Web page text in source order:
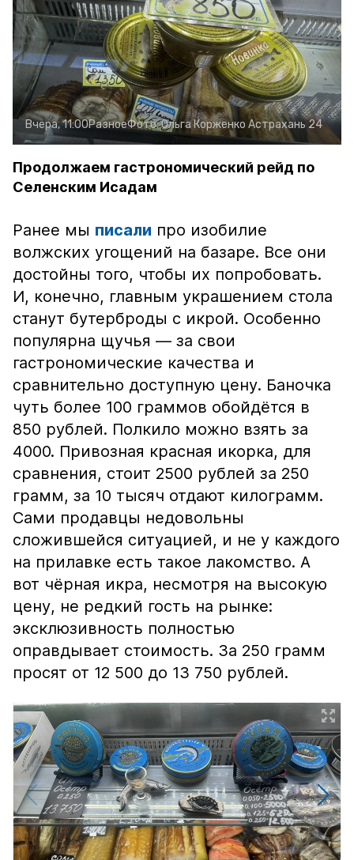
Вчера, 11:00РазноеФото:Ольга Корженко Астрахань 24
Продолжаем гастрономический рейд по
Селенским Исадам
Ранее мы писали про изобилие
волжских угощений на базаре. Все они
достойны того, чтобы их попробовать.
И, конечно, главным украшением стола
станут бутерброды с икрой. Особенно
популярна щучья — за свои
гастрономические качества и
сравнительно доступную цену. Баночка
чуть более 100 граммов обойдётся в
850 рублей. Полкило можно взять за
4000. Привозная красная икорка, для
сравнения, стоит 2500 рублей за 250
грамм, за 10 тысяч отдают килограмм.
Сами продавцы недовольны
сложившейся ситуацией, и не у каждого
на прилавке есть такое лакомство. А
вот чёрная икра, несмотря на высокую
цену, не редкий гость на рынке:
эксклюзивность полностью
оправдывает стоимость. За 250 грамм
просят от 12 500 до 13 750 рублей.